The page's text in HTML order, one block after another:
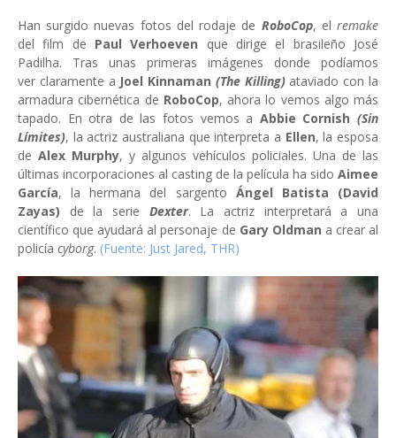
Han surgido nuevas fotos del rodaje de RoboCop, elremake
del film de Paul Verhoeven que dirige el brasileño José
Padilha. Tras unas primeras imágenes donde podíamos
ver claramente a Joel Kinnaman (The Killing) ataviado con la
armadura cibernética de RoboCop, ahora lo vemos algo más
tapado. En otra de las fotos vemos a Abbie Cornish(Sin
Límites), la actriz australiana que interpreta a Ellen, la esposa
de Alex Murphy, y algunos vehículos policiales. Una de las
últimas incorporaciones al casting de la película ha sido Aimee
García, la hermana del sargento Ángel Batista
(David
Zayas) de la serie Dexter. La actriz interpretará a una
científico que ayudará al personaje de Gary Oldman a crear al
policía cyborg. (Fuente: Just Jared, THR)